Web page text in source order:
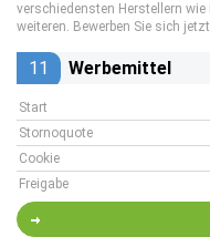
verschiedensten Herstellern
weiteren. Bewerben Sie sich
11 Werbemittel
Start
Stornoquote
Cookie
Freigabe